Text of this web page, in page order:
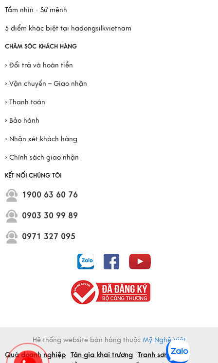
Tầm nhìn - Sứ mệnh
5 điểm khác biệt tại hadongsilkvietnam
CHĂM SÓC KHÁCH HÀNG
› Đổi trả và hoàn tiền
› Vận chuyển – Giao nhận
› Thanh toán
› Bảo hành
› Nhận xét khách hàng
› Chính sách giao nhận
KẾT NỐI CHÚNG TÔI
1900 63 60 76
0903 30 99 89
0971 327 095
Hệ thống website bán hàng thuộc Mỹ Nghệ Việt
Quà doanh nghiệp Tân gia khai trương Tranh sơn mài